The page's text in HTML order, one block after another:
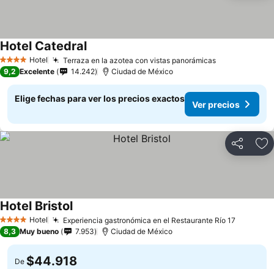
4 EstrellasHotel Terraza en la azotea con vistas panorámicas
Hotel Catedral
9,2 Excelente 14.242 Ciudad de México
Elige fechas para ver los precios exactos
Ver precios
Compartir
4 EstrellasHotel Experiencia gastronómica en el Restaurante Río 17
Hotel Bristol
8,3 Muy bueno 7.953 Ciudad de México
De $44.918